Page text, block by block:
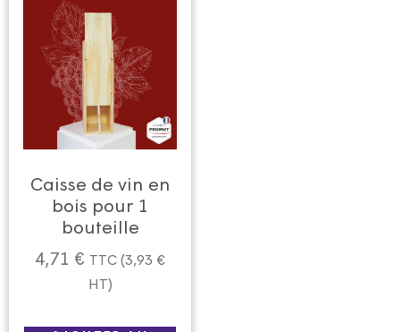
Caisse de vin en
bois pour 1
bouteille
4,71 € TTC (3,93 €
HT)